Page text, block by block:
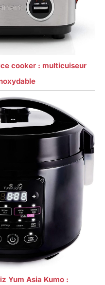
cooker : multicuiseur
Yum Asia Kumo :